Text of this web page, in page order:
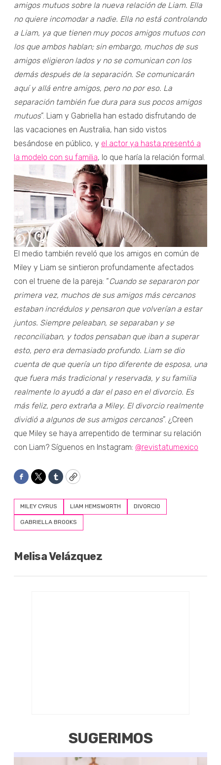
amigos mutuos sobre la nueva relación de Liam. Ella
no quiere incomodar a nadie. Ella no está controlando
a Liam, ya que tienen muy pocos amigos mutuos con
los que ambos hablan; sin embargo, muchos de sus
amigos eligieron lados y no se comunican con los
demás después de la separación. Se comunicarán
aquí y allá entre amigos, pero no por eso. La
separación también fue dura para sus pocos amigos
mutuos”. Liam y Gabriella han estado disfrutando de
las vacaciones en Australia, han sido vistos
besándose en público, y el actor ya hasta presentó a
la modelo con su familia, lo que haría la relación formal.
El medio también reveló que los amigos en común de
Miley y Liam se sintieron profundamente afectados
con el truene de la pareja: “Cuando se separaron por
primera vez, muchos de sus amigos más cercanos
estaban incrédulos y pensaron que volverían a estar
juntos. Siempre peleaban, se separaban y se
reconciliaban, y todos pensaban que iban a superar
esto, pero era demasiado profundo. Liam se dio
cuenta de que quería un tipo diferente de esposa, una
que fuera más tradicional y reservada, y su familia
realmente lo ayudó a dar el paso en el divorcio. Es
más feliz, pero extraña a Miley. El divorcio realmente
dividió a algunos de sus amigos cercanos”. ¿Creen
que Miley se haya arrepentido de terminar su relación
con Liam? Síguenos en Instagram: @revistatumexico
Facebook
TwitterTumblrCopy
MILEY CYRUS LIAM HEMSWORTH DIVORCIO
GABRIELLA BROOKS
Melisa Velázquez
SUGERIMOS